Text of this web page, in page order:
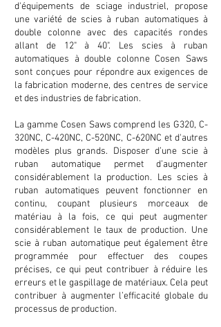
d'équipements de sciage industriel, propose
une variété de scies à ruban automatiques à
double colonne avec des capacités rondes
allant de 12" à 40". Les scies à ruban
automatiques à double colonne Cosen Saws
sont conçues pour répondre aux exigences de
la fabrication moderne, des centres de service
et des industries de fabrication.
La gamme Cosen Saws comprend les G320, C-
320NC, C-420NC, C-520NC, C-620NC et d'autres
modèles plus grands. Disposer d’une scie à
ruban automatique permet d’augmenter
considérablement la production. Les scies à
ruban automatiques peuvent fonctionner en
continu, coupant plusieurs morceaux de
matériau à la fois, ce qui peut augmenter
considérablement le taux de production. Une
scie à ruban automatique peut également être
programmée pour effectuer des coupes
précises, ce qui peut contribuer à réduire les
erreurs et le gaspillage de matériaux. Cela peut
contribuer à augmenter l’efficacité globale du
processus de production.